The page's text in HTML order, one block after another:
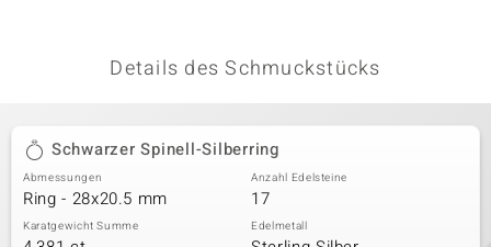
Details des Schmuckstücks
Schwarzer Spinell-Silberring
Abmessungen
Ring - 28x20.5 mm
Anzahl Edelsteine
17
Karatgewicht Summe Edelmetall